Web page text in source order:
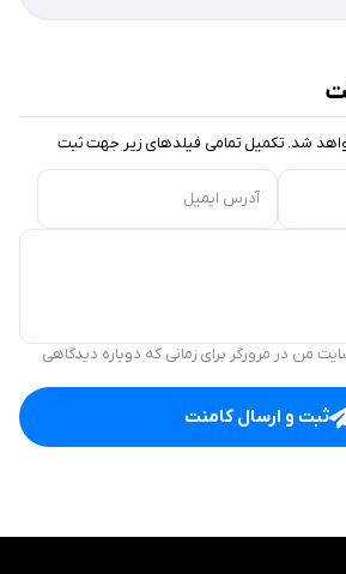
شد. تکمیل تمامی فیلد‌های زیر جهت ثبت
آدرس ایمیل
من در مرورگر برای زمانی که دوباره دیدگاهی
ثبت و ارسال کامنت